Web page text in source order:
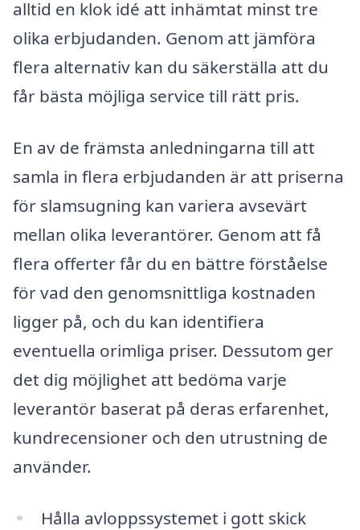
alltid en klok idé att inhämtat minst tre
olika erbjudanden. Genom att jämföra
flera alternativ kan du säkerställa att du
får bästa möjliga service till rätt pris.
En av de främsta anledningarna till att
samla in flera erbjudanden är att priserna
för slamsugning kan variera avsevärt
mellan olika leverantörer. Genom att få
flera offerter får du en bättre förståelse
för vad den genomsnittliga kostnaden
ligger på, och du kan identifiera
eventuella orimliga priser. Dessutom ger
det dig möjlighet att bedöma varje
leverantör baserat på deras erfarenhet,
kundrecensioner och den utrustning de
använder.
Hålla avloppssystemet i gott skick